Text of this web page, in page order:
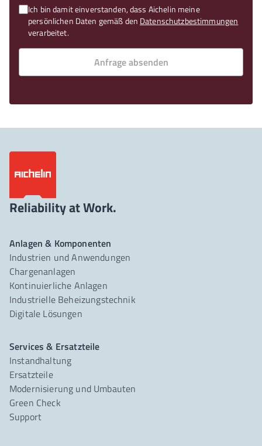
Ich bin damit einverstanden, dass Aichelin meine
persönlichen Daten gemäß den Datenschutzbestimmungen
verarbeitet.
Anfrage absenden
Reliability at Work.
Anlagen & Komponenten
Industrien und Anwendungen
Chargenanlagen
Kontinuierliche Anlagen
Industrielle Beheizungstechnik
Digitale Lösungen
Services & Ersatzteile
Instandhaltung
Ersatzteile
Modernisierung und Umbauten
Green Check
Support